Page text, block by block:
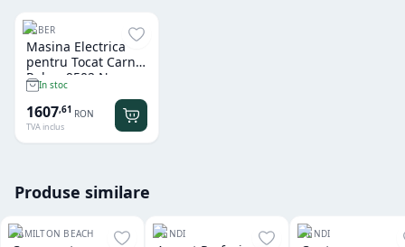
REBER
Masina Electrica
pentru Tocat Carne
Reber 9502 N
In stoc
1607,61 RON
TVA inclus
Produse similare
HAMILTON BEACH HENDI HENDI